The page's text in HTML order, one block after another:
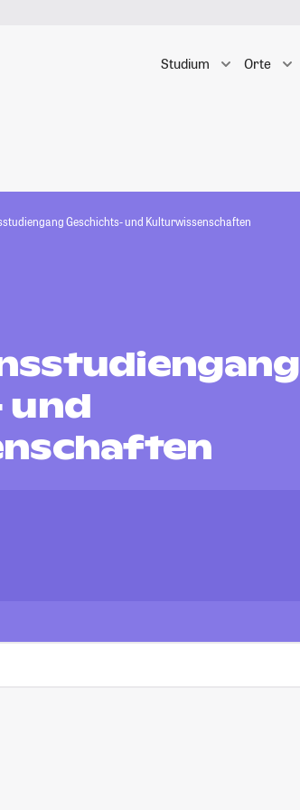
Studium Orte
Geschichts- und Kulturwissenschaften
und